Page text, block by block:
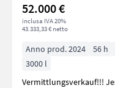
52.000 €
inclusa IVA 20%
43.333,33 € netto
Anno prod. 2024 56 h
3000 l
Vermittlungsverkauf!!! Jesernig S AG 3000